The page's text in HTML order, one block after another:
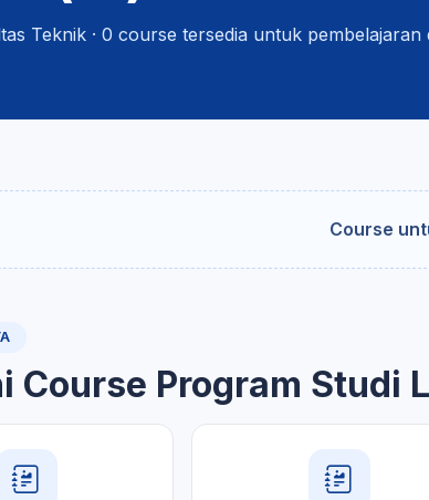
Teknik · 0 course tersedia untuk pembelajaran
Course
Course Program Studi